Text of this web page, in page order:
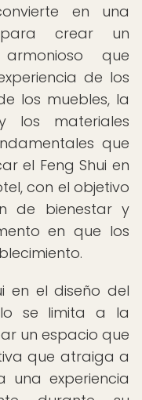
en una
para crear un
que
de los
los muebles, la
los materiales
que
el Feng Shui en
con el objetivo
de bienestar y
en que los
en el diseño del
se limita a la
un espacio que
que atraiga a
una experiencia